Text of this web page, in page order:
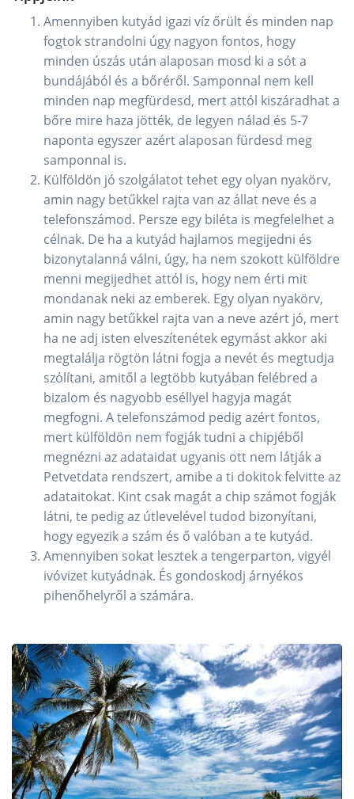
Amennyiben kutyád igazi víz őrült és minden nap
fogtok strandolni úgy nagyon fontos, hogy
minden úszás után alaposan mosd ki a sót a
bundájából és a bőréről. Samponnal nem kell
minden nap megfürdesd, mert attól kiszáradhat a
bőre mire haza jötték, de legyen nálad és 5-7
naponta egyszer azért alaposan fürdesd meg
samponnal is.
Külföldön jó szolgálatot tehet egy olyan nyakörv,
amin nagy betűkkel rajta van az állat neve és a
telefonszámod. Persze egy biléta is megfelelhet a
célnak. De ha a kutyád hajlamos megijedni és
bizonytalanná válni, úgy, ha nem szokott külföldre
menni megijedhet attól is, hogy nem érti mit
mondanak neki az emberek. Egy olyan nyakörv,
amin nagy betűkkel rajta van a neve azért jó, mert
ha ne adj isten elveszítenétek egymást akkor aki
megtalálja rögtön látni fogja a nevét és megtudja
szólítani, amitől a legtöbb kutyában felébred a
bizalom és nagyobb eséllyel hagyja magát
megfogni. A telefonszámod pedig azért fontos,
mert külföldön nem fogják tudni a chipjéből
megnézni az adataidat ugyanis ott nem látják a
Petvetdata rendszert, amibe a ti dokitok felvitte az
adataitokat. Kint csak magát a chip számot fogják
látni, te pedig az útlevelével tudod bizonyítani,
hogy egyezik a szám és ő valóban a te kutyád.
Amennyiben sokat lesztek a tengerparton, vigyél
ivóvizet kutyádnak. És gondoskodj árnyékos
pihenőhelyről a számára.